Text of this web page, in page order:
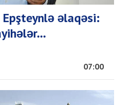
Epşteynlə əlaqəsi:
07:00